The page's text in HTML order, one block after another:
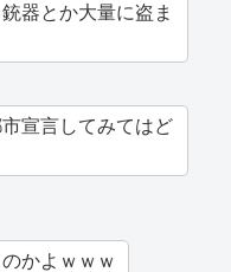
器とか大量に盗ま
宣言してみてはど
かよｗｗｗ